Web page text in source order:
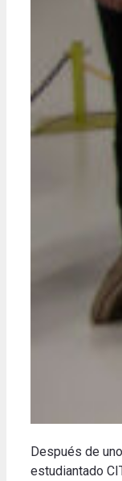
Después de
estudiantado